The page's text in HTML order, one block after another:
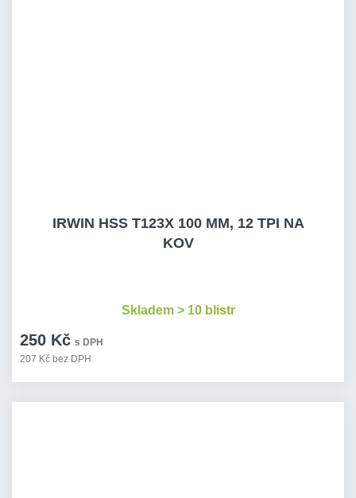
IRWIN HSS T123X 100 MM, 12 TPI NA
KOV
250 Kč s DPH
207 Kč bez DPH
Skladem > 10 blistr